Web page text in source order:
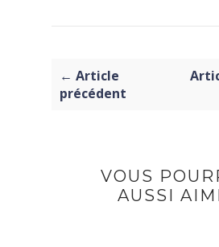
← Article
précédent
VOUS
AUSSI